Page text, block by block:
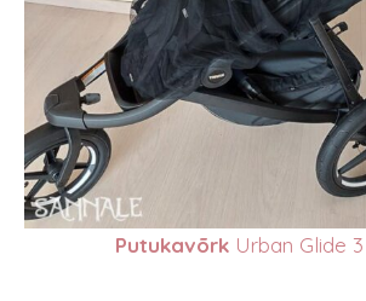
Putukavõrk Urban Glide